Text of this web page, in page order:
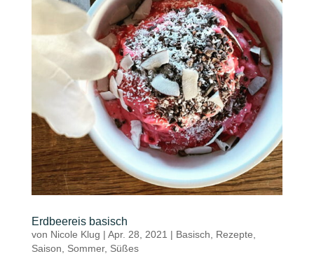
Erdbeereis basisch
von Nicole Klug | Apr. 28, 2021 | Basisch, Rezepte,
Saison, Sommer, Süßes